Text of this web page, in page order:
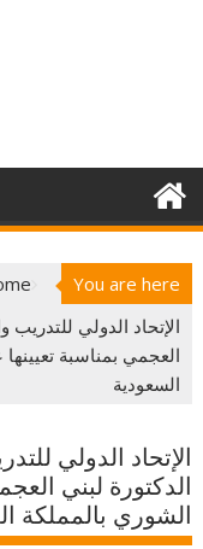
You are here
الإتحاد الدولي للتدريب
العجمي بمناسبة
السعودية
الإتحاد الدولي
الدكتورة لبني
الشوري بالمملكة